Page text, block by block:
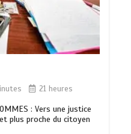
21 heures
: Vers une justice
plus proche du citoyen